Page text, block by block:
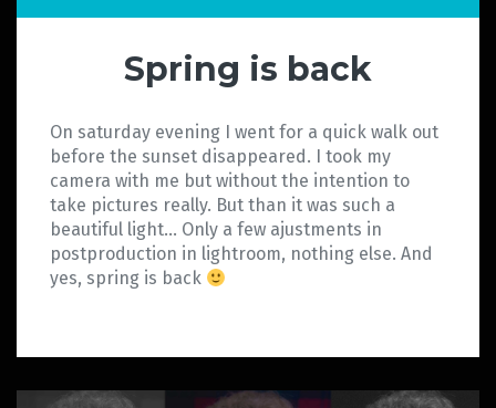
Spring is back
On saturday evening I went for a quick walk out
before the sunset disappeared. I took my
camera with me but without the intention to
take pictures really. But than it was such a
beautiful light… Only a few ajustments in
postproduction in lightroom, nothing else. And
yes, spring is back